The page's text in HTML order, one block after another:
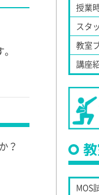
？
授業
スタ
教室
講座
MOS